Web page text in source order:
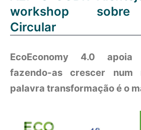
workshop sobre
Circular
EcoEconomy 4.0 apoia
fazendo-as crescer num
palavra transformação é o